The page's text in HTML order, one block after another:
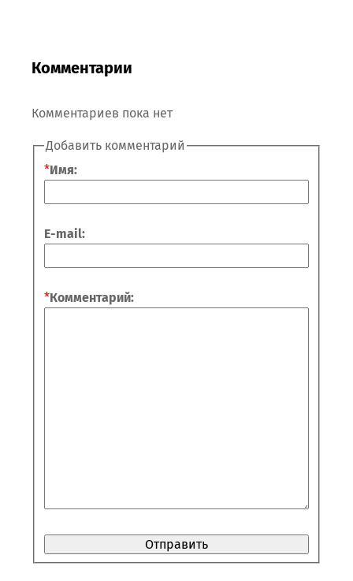
Комментарии
Комментариев пока нет
Добавить комментарий
*Имя:
E-mail:
*Комментарий: